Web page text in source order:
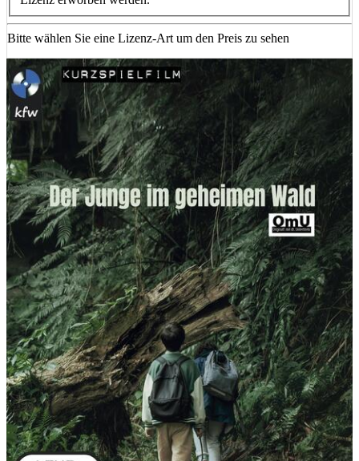
Bitte wählen Sie eine Lizenz-Art um den Preis zu sehen